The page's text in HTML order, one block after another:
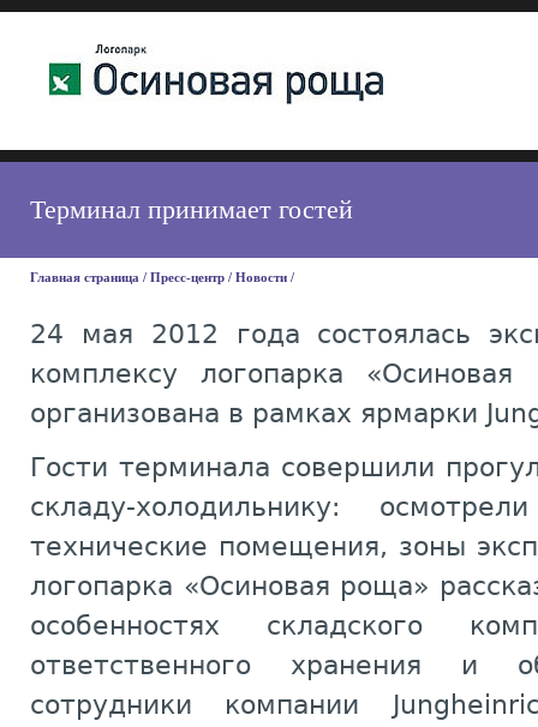
Терминал принимает гостей
Главная страница / Пресс-центр / Новости /
24 мая 2012 года состоялась
комплексу логопарка
организована в рамках ярмарки
Гости терминала совершили
складу-холодильнику:
технические помещения, зоны
логопарка «Осиновая роща»
особенностях складского
ответственного хранения и
сотрудники компании